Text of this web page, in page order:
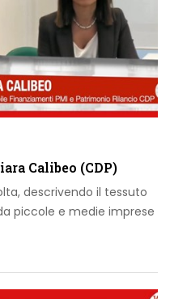
Calibeo (CDP)
descrivendo il tessuto
piccole e medie imprese